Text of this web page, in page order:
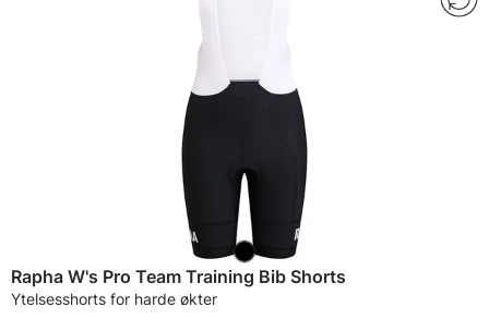
Rapha W's Pro Team Training Bib Shorts
Ytelsesshorts for harde økter